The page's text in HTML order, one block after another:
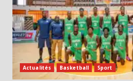
Actualités Basketball Sport